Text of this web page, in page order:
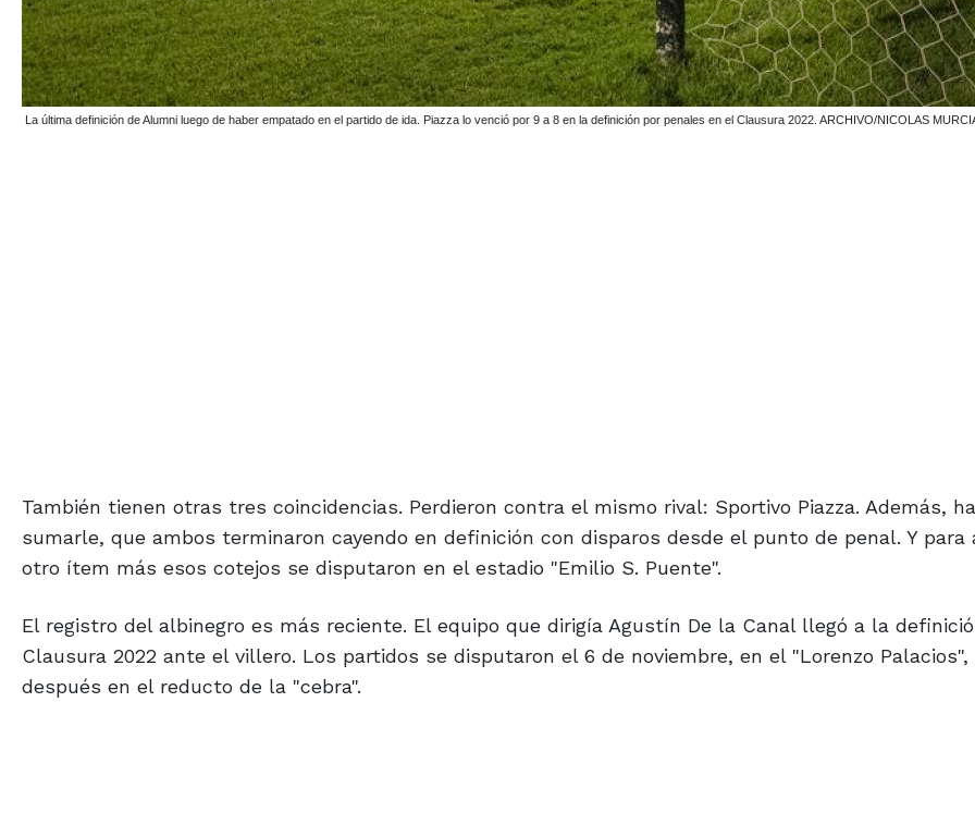
La última definición de Alumni luego de haber empatado en el partido de ida. Piazza lo venció por 9 a 8 en la definición por penales en el Clausura 2022. ARCHIVO/NICOLAS
También tienen otras tres coincidencias. Perdieron contra el mismo rival: Sportivo Piazza. Además,
sumarle, que ambos terminaron cayendo en definición con disparos desde el punto de penal. Y para
otro ítem más esos cotejos se disputaron en el estadio "Emilio S. Puente".
El registro del albinegro es más reciente. El equipo que dirigía Agustín De la Canal llegó a la
Clausura 2022 ante el villero. Los partidos se disputaron el 6 de noviembre, en el "Lorenzo Palacios",
después en el reducto de la "cebra".